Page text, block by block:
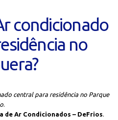
condicionado
no
central para residência no Parque
.
de Ar Condicionados – DeFrios.